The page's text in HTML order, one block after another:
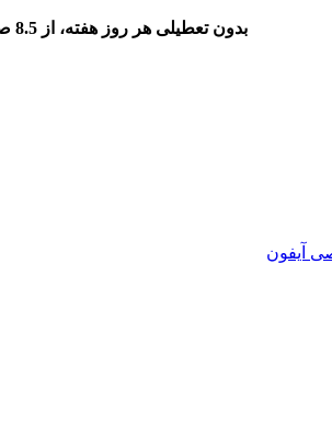
بدون تعطیلی هر روز هفته، از 8.5 صبح تا 9 شب